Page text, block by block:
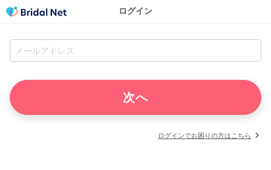
ログイン
ログインでお困りの方はこちら